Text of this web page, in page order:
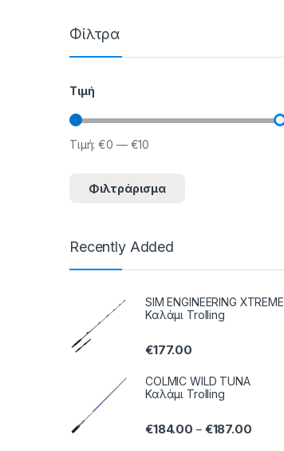
Φίλτρα
Τιμή
Ελάχιστη τιμή
Μέγιστη τιμή
Φιλτράρισμα
Τιμή:€0 — €10
Recently Added
SIM ENGINEERING XTREME
Καλάμι Trolling
€177.00
COLMIC WILD TUNA
Καλάμι Trolling
€184.00 – €187.00